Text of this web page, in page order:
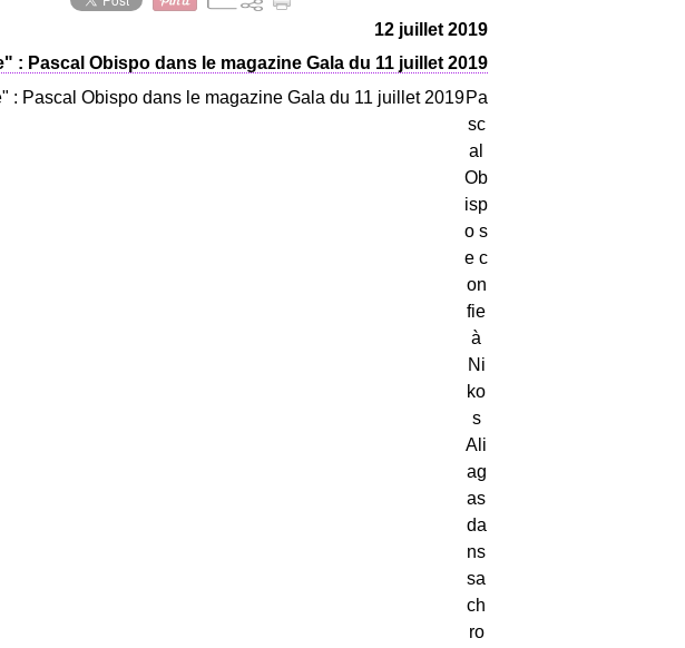
12 juillet 2019
: Pascal Obispo dans le magazine Gala du 11 juillet 2019
Pa
sc
al
Ob
isp
o s
e c
on
fie
à
Ni
ko
s
Ali
ag
as
da
ns
sa
ch
ro